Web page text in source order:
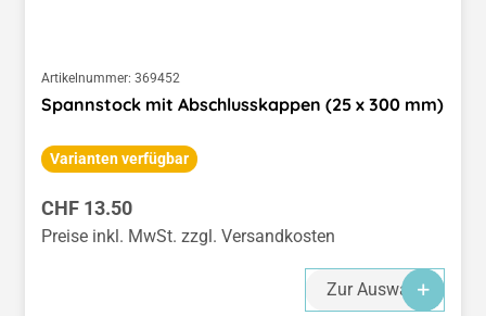
Artikelnummer: 369452
Spannstock mit Abschlusskappen (25 x 300 mm)
Varianten verfügbar
Regulärer Preis:
CHF 13.50
Preise inkl. MwSt. zzgl. Versandkosten
Zur Auswahl